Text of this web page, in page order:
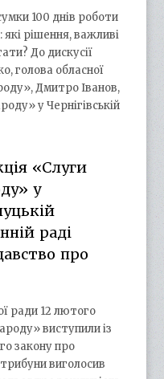
100 днів роботи
які рішення, важливі
До дискусії
голова обласної
Дмитро Іванов,
у Чернігівській
«Слуги
у
раді
про
ради 12 лютого
виступили із
закону про
виголосив